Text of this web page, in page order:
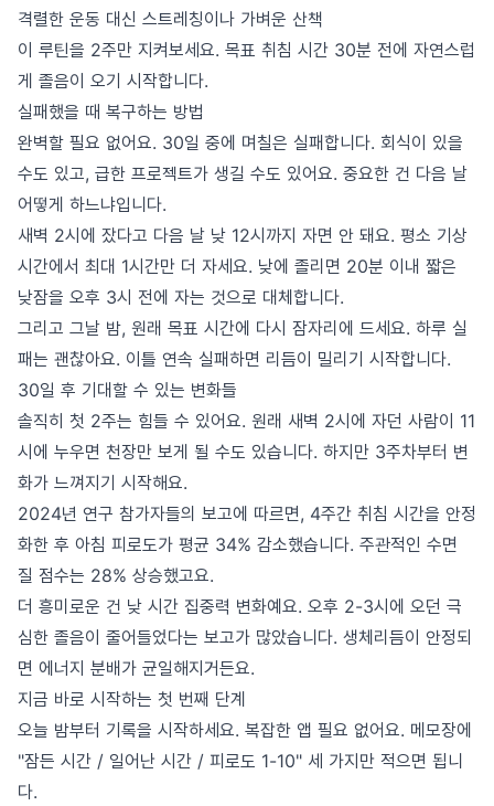
격렬한 운동 대신 스트레칭이나 가벼운 산책
이 루틴을 2주만 지켜보세요. 목표 취침 시간 30분 전에 자연스럽
게 졸음이 오기 시작합니다.
실패했을 때 복구하는 방법
완벽할 필요 없어요. 30일 중에 며칠은 실패합니다. 회식이 있을
수도 있고, 급한 프로젝트가 생길 수도 있어요. 중요한 건 다음 날
어떻게 하느냐입니다.
새벽 2시에 잤다고 다음 날 낮 12시까지 자면 안 돼요. 평소 기상
시간에서 최대 1시간만 더 자세요. 낮에 졸리면 20분 이내 짧은
낮잠을 오후 3시 전에 자는 것으로 대체합니다.
그리고 그날 밤, 원래 목표 시간에 다시 잠자리에 드세요. 하루 실
패는 괜찮아요. 이틀 연속 실패하면 리듬이 밀리기 시작합니다.
30일 후 기대할 수 있는 변화들
솔직히 첫 2주는 힘들 수 있어요. 원래 새벽 2시에 자던 사람이 11
시에 누우면 천장만 보게 될 수도 있습니다. 하지만 3주차부터 변
화가 느껴지기 시작해요.
2024년 연구 참가자들의 보고에 따르면, 4주간 취침 시간을 안정
화한 후 아침 피로도가 평균 34% 감소했습니다. 주관적인 수면
질 점수는 28% 상승했고요.
더 흥미로운 건 낮 시간 집중력 변화예요. 오후 2-3시에 오던 극
심한 졸음이 줄어들었다는 보고가 많았습니다. 생체리듬이 안정되
면 에너지 분배가 균일해지거든요.
지금 바로 시작하는 첫 번째 단계
오늘 밤부터 기록을 시작하세요. 복잡한 앱 필요 없어요. 메모장에
"잠든 시간 / 일어난 시간 / 피로도 1-10" 세 가지만 적으면 됩니
다.